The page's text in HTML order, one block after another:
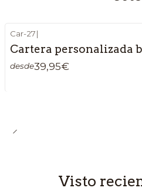
Car-27|
Cartera personalizada
desde39,95€
Visto